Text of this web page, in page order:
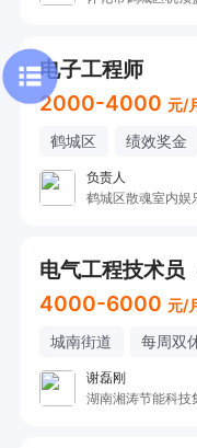
电子工程师
2000-4000 元/
鹤城区 绩效奖金
负责人
鹤城区散魂室内娱
电气工程技术员
4000-6000 元/
城南街道 每周双
谢磊刚
湖南湘涛节能科技